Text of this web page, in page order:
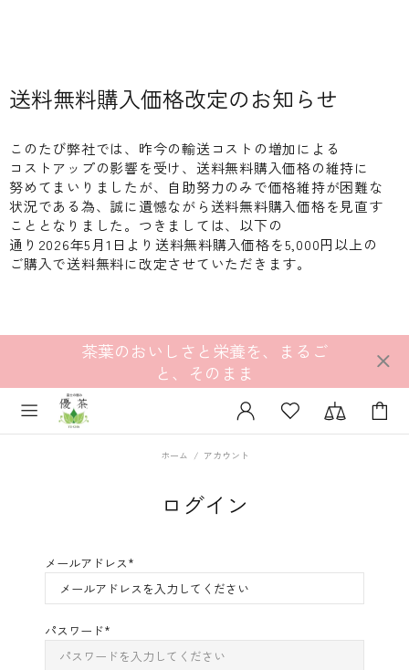
送料無料購入価格改定の​お知らせ
この​たび弊社では、​昨今の​輸送コストの​増加に​よる​
コストアップの​影響を​受け、​送料無料購入価格の​維持に​
努めて​まいりましたが、​自助努力のみで​価格維持が​困難な​
状況である​為、​誠に​遺憾ながら​送料無料購入価格を​見直す​
こととなりました。​つきましては、​以下の​
通り2026年5月1日より​送料無料購入価格を​5,000円以上の​
ご購入で​送料無料に​改定させていただきます。
茶葉のおいしさと栄養を、まるご
と、そのまま
ホーム アカウント
ログイン
メールアドレス
パスワード